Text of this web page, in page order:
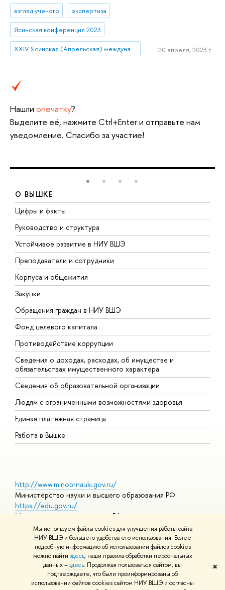
Мы используем файлы cookies для улучшения работы сайта
НИУ ВШЭ и большего удобства его использования. Более
подробную информацию об использовании файлов cookies
можно найти здесь, наши правила обработки персональных
данных –здесь. Продолжая пользоваться сайтом, вы
подтверждаете, что были проинформированы об
использовании файлов cookies сайтом НИУ ВШЭ и согласны
✖
взгляд ученого экспертиза
Ясинская конференция 2023
XXIV Ясинская (Апрельская) международная научная конференция по проблемам развития экономики и общества 20 апреля, 2023 г.
Нашли опечатку?
Выделите её, нажмите Ctrl+Enter и отправьте нам
уведомление. Спасибо за участие!
О ВЫШКЕ
Цифры и факты
Руководство и структура
Устойчивое развитие в НИУ ВШЭ
Преподаватели и сотрудники
Корпуса и общежития
Закупки
Обращения граждан в НИУ ВШЭ
Фонд целевого капитала
Противодействие коррупции
Сведения о доходах, расходах, об имуществе и
обязательствах имущественного характера
Сведения об образовательной организации
Людям с ограниченными возможностями здоровья
Единая платежная страница
Работа в Вышке
http://www.minobrnauki.gov.ru/
Министерство науки и высшего образования РФ
https://edu.gov.ru/
Министерство просвещения РФ
https://elearning.hse.ru/mooc
Массовые открытые онлайн-курсы
© НИУ ВШЭ 1993–2026 Адреса и контактыУсловия
использования материалов Политика конфиденциальности